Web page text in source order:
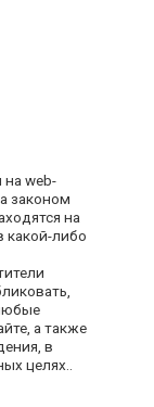
web-
законом
на
какой-либо
а также
в
целях..